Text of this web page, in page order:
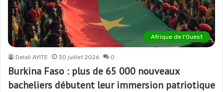
Afrique de l'Ouest
Delali AYITE 30 juillet 2026 0
Burkina Faso : plus de 65 000 nouveaux
bacheliers débutent leur immersion patriotique